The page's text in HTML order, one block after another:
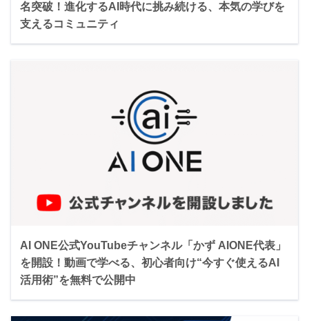
名突破！進化するAI時代に挑み続ける、本気の学びを
支えるコミュニティ
AI ONE公式YouTubeチャンネル「かず AIONE代表」
を開設！動画で学べる、初心者向け“今すぐ使えるAI
活用術”を無料で公開中